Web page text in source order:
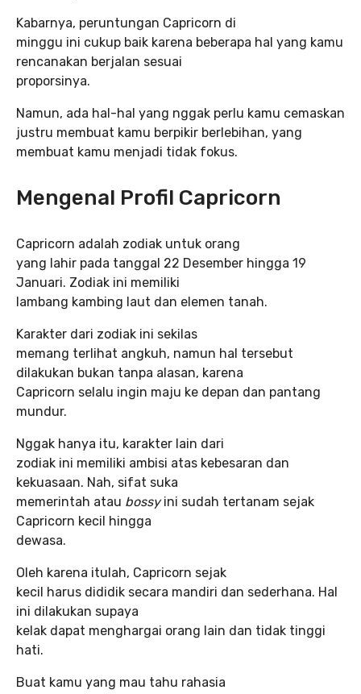
Kabarnya, peruntungan Capricorn di
minggu ini cukup baik karena beberapa hal yang kamu
rencanakan berjalan sesuai
proporsinya.
Namun, ada hal-hal yang nggak perlu kamu cemaskan
justru membuat kamu berpikir berlebihan, yang
membuat kamu menjadi tidak fokus.
Mengenal Profil Capricorn
Capricorn adalah zodiak untuk orang
yang lahir pada tanggal 22 Desember hingga 19
Januari. Zodiak ini memiliki
lambang kambing laut dan elemen tanah.
Karakter dari zodiak ini sekilas
memang terlihat angkuh, namun hal tersebut
dilakukan bukan tanpa alasan, karena
Capricorn selalu ingin maju ke depan dan pantang
mundur.
Nggak hanya itu, karakter lain dari
zodiak ini memiliki ambisi atas kebesaran dan
kekuasaan. Nah, sifat suka
memerintah atau bossyini sudah tertanam sejak
Capricorn kecil hingga
dewasa.
Oleh karena itulah, Capricorn sejak
kecil harus dididik secara mandiri dan sederhana. Hal
ini dilakukan supaya
kelak dapat menghargai orang lain dan tidak tinggi
hati.
Buat kamu yang mau tahu rahasia